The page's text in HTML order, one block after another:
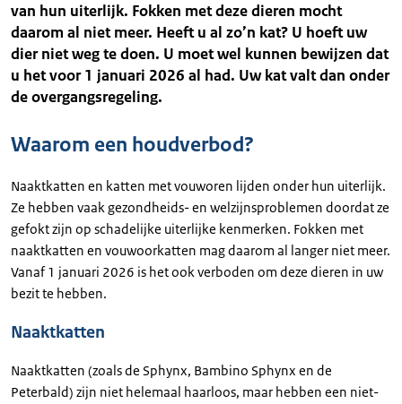
van hun uiterlijk. Fokken met deze dieren mocht
daarom al niet meer. Heeft u al zo’n kat? U hoeft uw
dier niet weg te doen. U moet wel kunnen bewijzen dat
u het voor 1 januari 2026 al had. Uw kat valt dan onder
de overgangsregeling.
Waarom een houdverbod?
Naaktkatten en katten met vouworen lijden onder hun uiterlijk.
Ze hebben vaak gezondheids- en welzijnsproblemen doordat ze
gefokt zijn op schadelijke uiterlijke kenmerken. Fokken met
naaktkatten en vouwoorkatten mag daarom al langer niet meer.
Vanaf 1 januari 2026 is het ook verboden om deze dieren in uw
bezit te hebben.
Naaktkatten
Naaktkatten (zoals de Sphynx, Bambino Sphynx en de
Peterbald) zijn niet helemaal haarloos, maar hebben een niet-